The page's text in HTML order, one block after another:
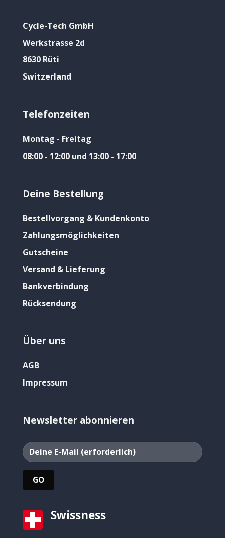
Cycle-Tech GmbH
Werkstrasse 2d
8630 Rüti
Switzerland
Telefonzeiten
Montag - Freitag
08:00 - 12:00 und 13:00 - 17:00
Deine Bestellung
Bestellvorgang & Kundenkonto
Zahlungsmöglichkeiten
Gutscheine
Versand & Lieferung
Bankverbindung
Rücksendung
Über uns
AGB
Impressum
Newsletter abonnieren
Swissness